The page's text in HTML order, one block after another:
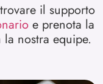
il supporto
e prenota la
nostra equipe.